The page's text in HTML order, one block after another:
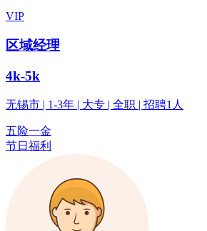
VIP
区域经理
4k-5k
无锡市 | 1-3年 | 大专 | 全职 | 招聘1人
五险一金
节日福利